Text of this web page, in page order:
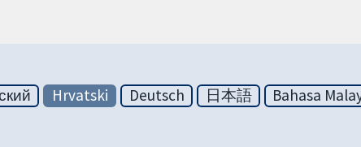
Hrvatski Deutsch 日本語 Bahasa